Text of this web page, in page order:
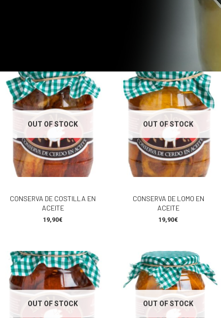
OUT OF STOCK
CONSERVA DE COSTILLA EN
ACEITE
19,90€
OUT OF STOCK
CONSERVA DE LOMO EN
ACEITE
19,90€
OUT OF STOCK OUT OF STOCK